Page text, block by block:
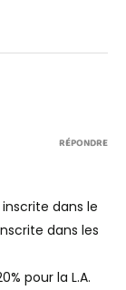
dans le
dans les
pour la L.A.
RÉPONDRE